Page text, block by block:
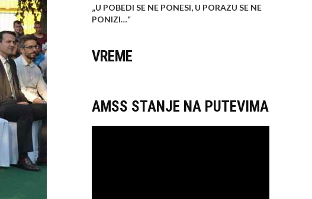
„U POBEDI SE NE PONESI, U PORAZU SE NE
PONIZI…“
VREME
AMSS STANJE NA PUTEVIMA